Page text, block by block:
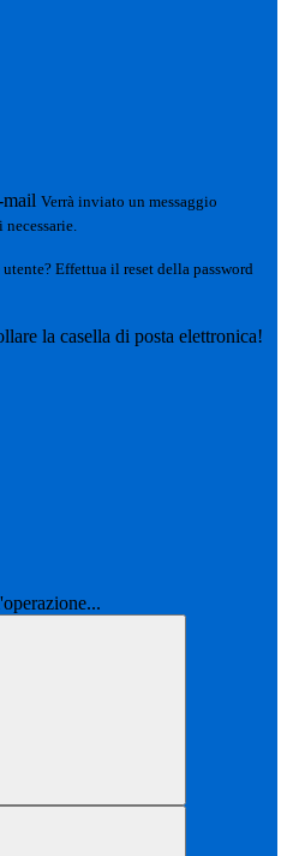
Verrà inviato un messaggio
Effettua il reset della password
la casella di posta elettronica!